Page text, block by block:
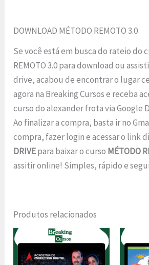
DOWNLOAD MÉTODO REMOTO 3.0
Se você está em busca do rateio do
REMOTO 3.0 para download ou
drive, acabou de encontrar o lugar
agora na Breaking Cursos e receba
curso do alexander frota via Google
Ao finalizar a compra, basta ir no
compra, fazer login e acessar o link
DRIVEpara baixar o curso MÉTODO
assitir online! Simples, rápido e
Produtos relacionados